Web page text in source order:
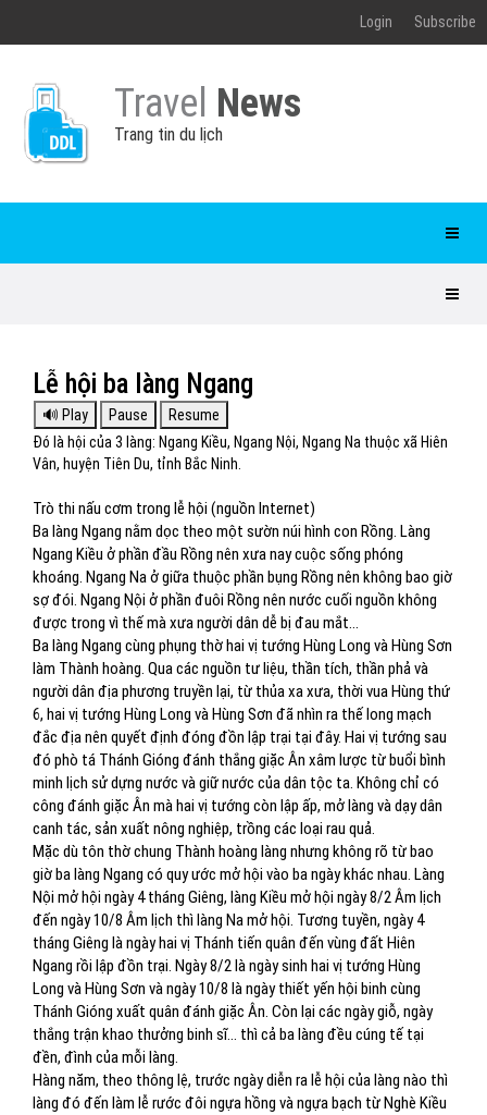
Login Subscribe
Travel News
Trang tin du lịch
Lễ hội ba làng Ngang
Đó là hội của 3 làng: Ngang Kiều, Ngang Nội, Ngang Na thuộc xã Hiên
Vân, huyện Tiên Du, tỉnh Bắc Ninh.
Trò thi nấu cơm trong lễ hội (nguồn Internet)
Ba làng Ngang nằm dọc theo một sườn núi hình con Rồng. Làng
Ngang Kiều ở phần đầu Rồng nên xưa nay cuộc sống phóng
khoáng. Ngang Na ở giữa thuộc phần bụng Rồng nên không bao giờ
sợ đói. Ngang Nội ở phần đuôi Rồng nên nước cuối nguồn không
được trong vì thế mà xưa người dân dễ bị đau mắt...
Ba làng Ngang cùng phụng thờ hai vị tướng Hùng Long và Hùng Sơn
làm Thành hoàng. Qua các nguồn tư liệu, thần tích, thần phả và
người dân địa phương truyền lại, từ thủa xa xưa, thời vua Hùng thứ
6, hai vị tướng Hùng Long và Hùng Sơn đã nhìn ra thế long mạch
đắc địa nên quyết định đóng đồn lập trại tại đây. Hai vị tướng sau
đó phò tá Thánh Gióng đánh thắng giặc Ân xâm lược từ buổi bình
minh lịch sử dựng nước và giữ nước của dân tộc ta. Không chỉ có
công đánh giặc Ân mà hai vị tướng còn lập ấp, mở làng và dạy dân
canh tác, sản xuất nông nghiệp, trồng các loại rau quả.
Mặc dù tôn thờ chung Thành hoàng làng nhưng không rõ từ bao
giờ ba làng Ngang có quy ước mở hội vào ba ngày khác nhau. Làng
Nội mở hội ngày 4 tháng Giêng, làng Kiều mở hội ngày 8/2 Âm lịch
đến ngày 10/8 Âm lịch thì làng Na mở hội. Tương tuyền, ngày 4
tháng Giêng là ngày hai vị Thánh tiến quân đến vùng đất Hiên
Ngang rồi lập đồn trại. Ngày 8/2 là ngày sinh hai vị tướng Hùng
Long và Hùng Sơn và ngày 10/8 là ngày thiết yến hội binh cùng
Thánh Gióng xuất quân đánh giặc Ân. Còn lại các ngày giỗ, ngày
thắng trận khao thưởng binh sĩ... thì cả ba làng đều cúng tế tại
đền, đình của mỗi làng.
Hàng năm, theo thông lệ, trước ngày diễn ra lễ hội của làng nào thì
làng đó đến làm lễ rước đôi ngựa hồng và ngựa bạch từ Nghè Kiều